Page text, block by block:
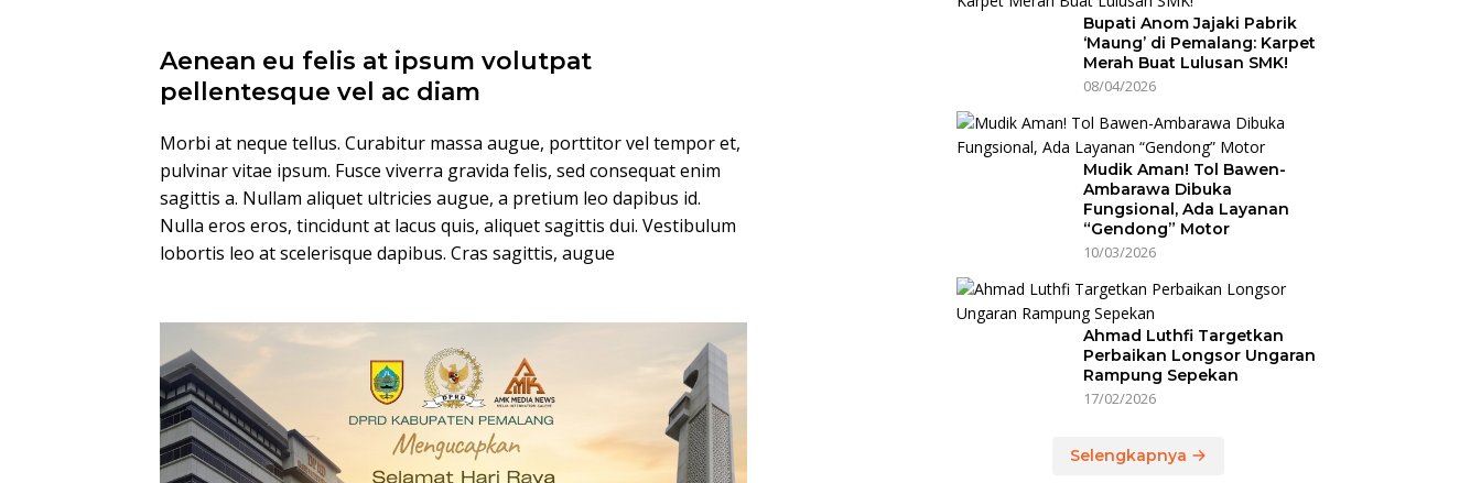
Aenean eu felis at ipsum volutpat
pellentesque vel ac diam
Morbi at neque tellus. Curabitur massa augue, porttitor vel tempor et,
pulvinar vitae ipsum. Fusce viverra gravida felis, sed consequat enim
sagittis a. Nullam aliquet ultricies augue, a pretium leo dapibus id.
Nulla eros eros, tincidunt at lacus quis, aliquet sagittis dui. Vestibulum
lobortis leo at scelerisque dapibus. Cras sagittis, augue
Bupati Anom Jajaki Pabrik
‘Maung’ di Pemalang: Karpet
Merah Buat Lulusan SMK!
08/04/2026
Mudik Aman! Tol Bawen-
Ambarawa Dibuka
Fungsional, Ada Layanan
“Gendong” Motor
10/03/2026
Ahmad Luthfi Targetkan
Perbaikan Longsor Ungaran
Rampung Sepekan
17/02/2026
Selengkapnya